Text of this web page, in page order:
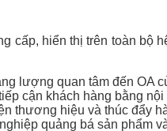
cấp, hiển thị trên toàn
lượng quan tâm đến OA
cận khách hàng bằng
thương hiệu và thúc đẩy
quảng bá sản phẩm